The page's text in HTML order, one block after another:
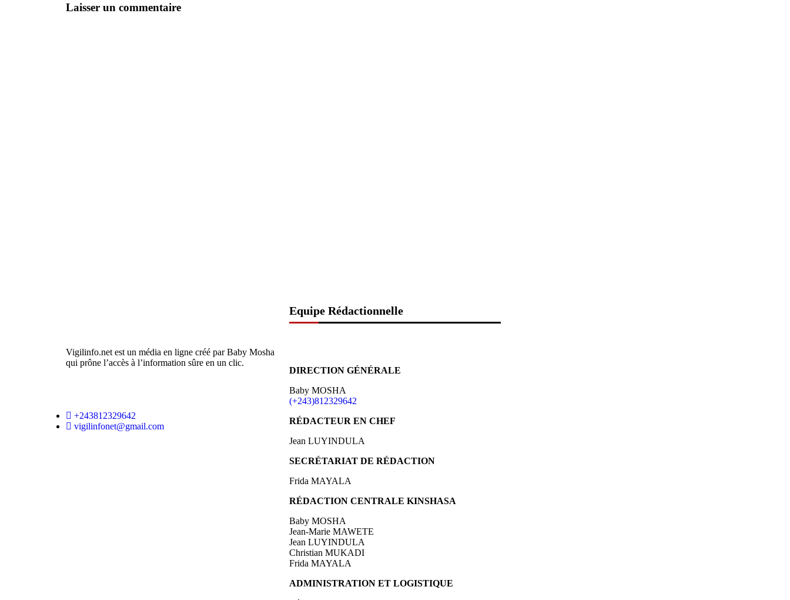
Laisser un commentaire
Vigilinfo.net est un média en ligne créé par Baby Mosha
qui prône l’accès à l’information sûre en un clic.
+243812329642
vigilinfonet@gmail.com
Equipe Rédactionnelle
DIRECTION GÉNÉRALE
Baby MOSHA
(+243)812329642
RÉDACTEUR EN CHEF
Jean LUYINDULA
SECRÉTARIAT DE RÉDACTION
Frida MAYALA
RÉDACTION CENTRALE KINSHASA
Baby MOSHA
Jean-Marie MAWETE
Jean LUYINDULA
Christian MUKADI
Frida MAYALA
ADMINISTRATION ET LOGISTIQUE